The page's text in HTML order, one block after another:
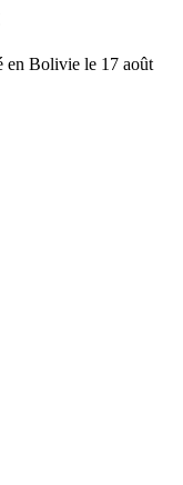
en Bolivie le 17 août